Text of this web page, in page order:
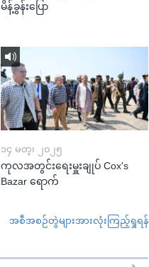
မိန့်ခွန်းပြော
၁၄ မတ္၊ ၂၀၂၅
ကုလအတွင်းရေးမှူးချုပ် Cox's
Bazar ရောက်
အစီအစဉ်တွဲများအားလုံးကြည့်ရှုရန်